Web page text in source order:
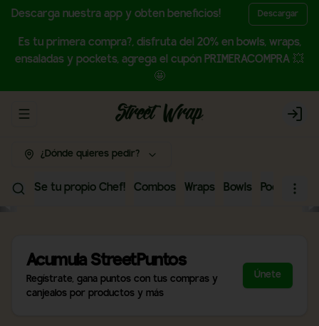
Descarga nuestra app y obten beneficios! Descargar
Es tu primera compra?, disfruta del 20% en bowls, wraps,
ensaladas y pockets, agrega el cupón PRIMERACOMPRA 💥
🤩
Abrir menu de navegación Login
¿Dónde quieres pedir?
Se tu propio Chef! Combos Wraps Bowls Pockets
Acumula StreetPuntos
Regístrate, gana puntos con tus compras y
canjealos por productos y más
Únete